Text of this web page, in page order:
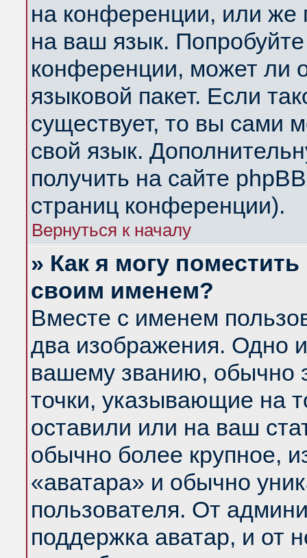
на конференции, или же
на ваш язык.
конференции, может ли
языковой пакет. Если
существует, то вы сами
свой язык.
получить на сайте
страниц конференции).
Вернуться к началу
» Как я могу
своим именем?
Вместе с именем
два изображения. Одно
вашему званию, обычно
точки, указывающие на
оставили или на ваш
обычно более крупное,
«аватара» и обычно
пользователя. От
поддержка аватар, и от